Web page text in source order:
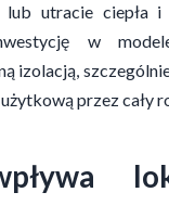
lub utracie ciepła i
w
izolacją,
przez cały